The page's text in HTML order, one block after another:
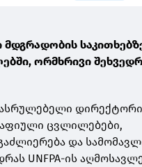
ორმხრივი
ცვლილებები,
და
UNFPA-ის